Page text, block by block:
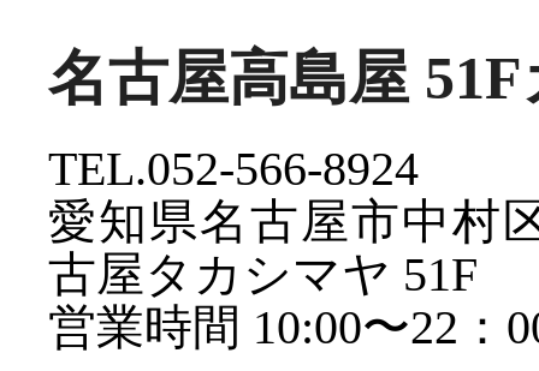
名古屋高島屋
TEL.052-566-8924
愛知県名古屋市中村
古屋タカシマヤ 51F
営業時間 10:00〜22：